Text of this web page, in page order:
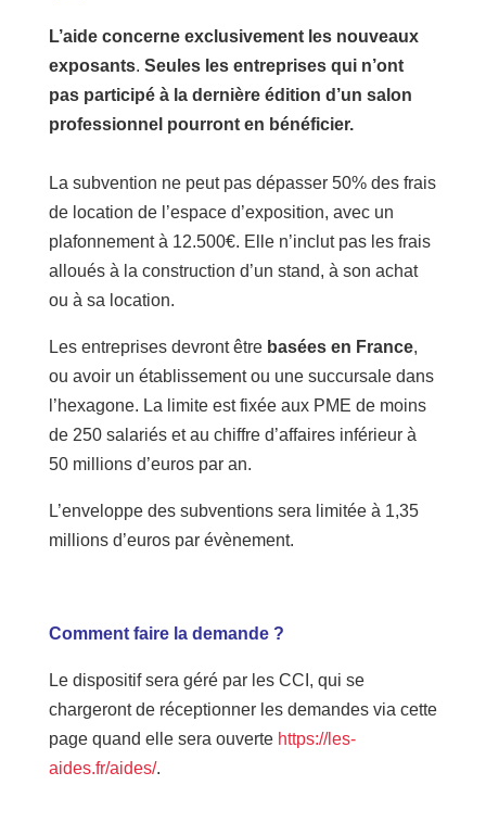
L’aide concerne exclusivement les nouveaux
exposants. Seules les entreprises qui n’ont
pas participé à la dernière édition d’un salon
professionnel pourront en bénéficier.
La subvention ne peut pas dépasser 50% des frais
de location de l’espace d’exposition, avec un
plafonnement à 12.500€. Elle n’inclut pas les frais
alloués à la construction d’un stand, à son achat
ou à sa location.
Les entreprises devront être basées en France,
ou avoir un établissement ou une succursale dans
l’hexagone. La limite est fixée aux PME de moins
de 250 salariés et au chiffre d’affaires inférieur à
50 millions d’euros par an.
L’enveloppe des subventions sera limitée à 1,35
millions d’euros par évènement.
Comment faire la demande ?
Le dispositif sera géré par les CCI, qui se
chargeront de réceptionner les demandes via cette
page quand elle sera ouverte https://les-
aides.fr/aides/.